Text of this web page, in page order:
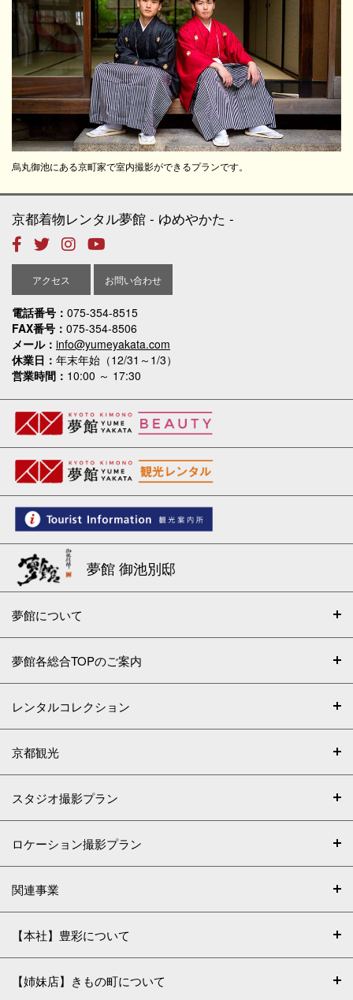
烏丸御池にある京町家で室内撮影ができるプランです。
電話番号
075-354-8515
FAX番号
075-354-8506
メール
info@yumeyakata.com
休業日
年末年始（12/31～1/3）
営業時間
10:00 ～ 17:30
京都着物レンタル夢館 ゆめやかた
アクセス お問い合わせ
夢館 御池別邸
夢館について
夢館各総合TOPのご案内
レンタルコレクション
京都観光
スタジオ撮影プラン
ロケーション撮影プラン
関連事業
【本社】豊彩について
【姉妹店】きもの町について